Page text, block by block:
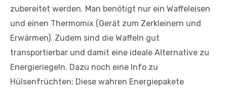
zubereitet werden. Man benötigt nur ein Waffeleisen
und einen Thermomix (Gerät zum Zerkleinern und
Erwärmen). Zudem sind die Waffeln gut
transportierbar und damit eine ideale Alternative zu
Energieriegeln. Dazu noch eine Info zu
Hülsenfrüchten: Diese wahren Energiepakete